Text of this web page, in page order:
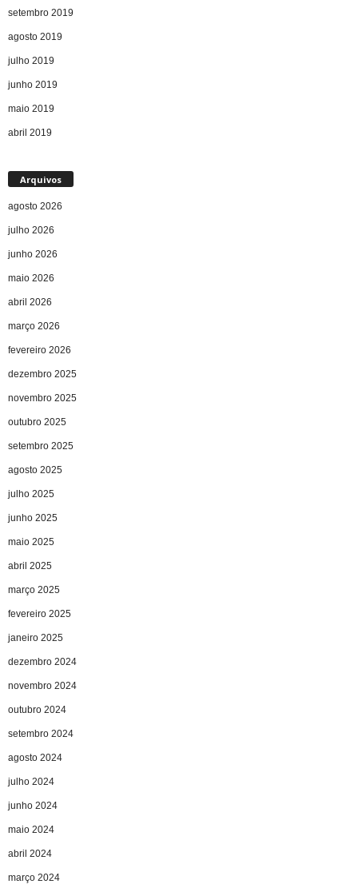
setembro 2019
agosto 2019
julho 2019
junho 2019
maio 2019
abril 2019
Arquivos
agosto 2026
julho 2026
junho 2026
maio 2026
abril 2026
março 2026
fevereiro 2026
dezembro 2025
novembro 2025
outubro 2025
setembro 2025
agosto 2025
julho 2025
junho 2025
maio 2025
abril 2025
março 2025
fevereiro 2025
janeiro 2025
dezembro 2024
novembro 2024
outubro 2024
setembro 2024
agosto 2024
julho 2024
junho 2024
maio 2024
abril 2024
março 2024